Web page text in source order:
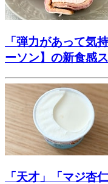
「弾力があって気
ーソン】の新食感
「天才」「マジ杏